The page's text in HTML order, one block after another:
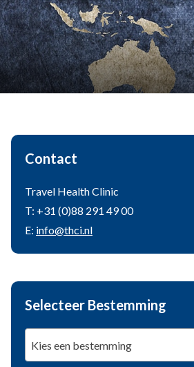
Contact
Travel Health Clinic
T: +31 (0)88 291 49 00
E: info@thci.nl
Selecteer Bestemming
Kies een bestemming